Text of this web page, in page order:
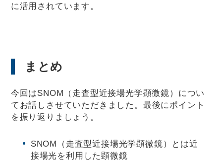
に活用されています。
まとめ
今回はSNOM（走査型近接場光学顕微鏡）につい
てお話しさせていただきました。最後にポイント
を振り返りましょう。
SNOM（走査型近接場光学顕微鏡）とは近
接場光を利用した顕微鏡